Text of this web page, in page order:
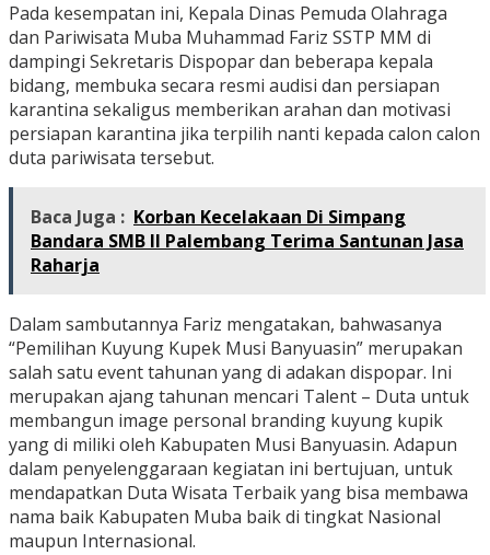
Pada kesempatan ini, Kepala Dinas Pemuda Olahraga
dan Pariwisata Muba Muhammad Fariz SSTP MM di
dampingi Sekretaris Dispopar dan beberapa kepala
bidang, membuka secara resmi audisi dan persiapan
karantina sekaligus memberikan arahan dan motivasi
persiapan karantina jika terpilih nanti kepada calon calon
duta pariwisata tersebut.
Baca Juga : Korban Kecelakaan Di Simpang
Bandara SMB II Palembang Terima Santunan Jasa
Raharja
Dalam sambutannya Fariz mengatakan, bahwasanya
“Pemilihan Kuyung Kupek Musi Banyuasin” merupakan
salah satu event tahunan yang di adakan dispopar. Ini
merupakan ajang tahunan mencari Talent – Duta untuk
membangun image personal branding kuyung kupik
yang di miliki oleh Kabupaten Musi Banyuasin. Adapun
dalam penyelenggaraan kegiatan ini bertujuan, untuk
mendapatkan Duta Wisata Terbaik yang bisa membawa
nama baik Kabupaten Muba baik di tingkat Nasional
maupun Internasional.